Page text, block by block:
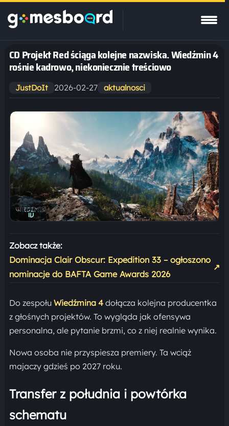
CD Projekt Red ściąga kolejne nazwiska. Wiedźmin 4
rośnie kadrowo, niekoniecznie treściowo
JustDoIt 2026-02-27 aktualnosci
Zobacz także:
Dominacja Clair Obscur: Expedition 33 – ogłoszono
nominacje do BAFTA Game Awards 2026
↗
Do zespołu Wiedźmina 4dołącza kolejna producentka
z głośnych projektów. To wygląda jak ofensywa
personalna, ale pytanie brzmi, co z niej realnie wynika.
Nowa osoba nie przyspiesza premiery. Ta wciąż
majaczy gdzieś po 2027 roku.
Transfer z południa i powtórka
schematu